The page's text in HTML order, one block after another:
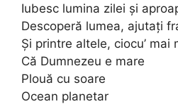
Iubesc lumina zilei și
Descoperă lumea, ajutați
Și printre altele, ciocu’ mai
Că Dumnezeu e mare
Plouă cu soare
Ocean planetar